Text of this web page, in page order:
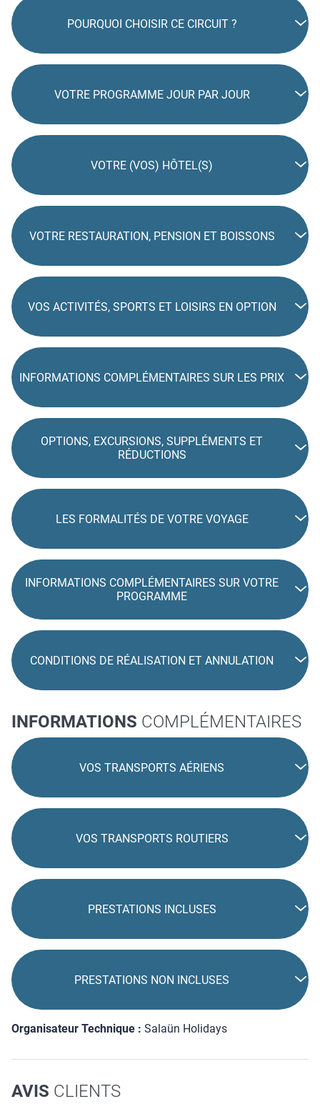
POURQUOI CHOISIR CE CIRCUIT ?
VOTRE PROGRAMME JOUR PAR JOUR
VOTRE (VOS) HÔTEL(S)
VOTRE RESTAURATION, PENSION ET BOISSONS
VOS ACTIVITÉS, SPORTS ET LOISIRS EN OPTION
INFORMATIONS COMPLÉMENTAIRES SUR LES PRIX
OPTIONS, EXCURSIONS, SUPPLÉMENTS ET
RÉDUCTIONS
LES FORMALITÉS DE VOTRE VOYAGE
INFORMATIONS COMPLÉMENTAIRES SUR VOTRE
PROGRAMME
CONDITIONS DE RÉALISATION ET ANNULATION
INFORMATIONS COMPLÉMENTAIRES
VOS TRANSPORTS AÉRIENS
VOS TRANSPORTS ROUTIERS
PRESTATIONS INCLUSES
PRESTATIONS NON INCLUSES
Organisateur Technique : Salaün Holidays
AVIS CLIENTS